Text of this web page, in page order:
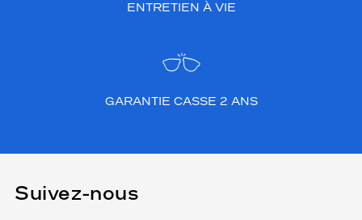
ENTRETIEN À VIE
GARANTIE CASSE 2 ANS
Suivez-nous